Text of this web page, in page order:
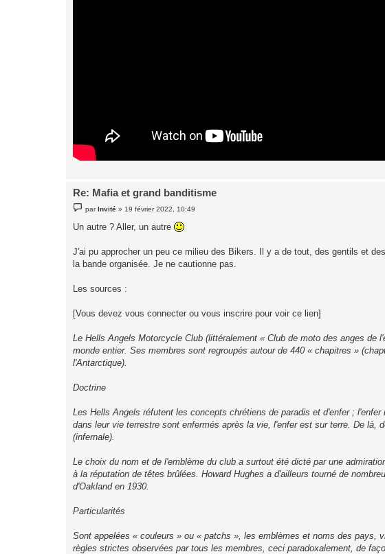
Re: Mafia et grand banditisme
e
s
g
e
parInvité » 19 février 2022, 10:49
Un autre ? Aller, un autre
J'ai pu approcher un peu ce milieu des Bikers. Il y a de tout, des gentils et
la bande organisée. Je ne cautionne pas.
Les sources :
[Vous devez vous connecter ou vous inscrire pour voir ce lien]
Le Hells Angels Motorcycle Club (littéralement « Club de moto des anges
monde entier. Ses membres sont regroupés autour de 440 « chapitres »
l'Antarctique).
Doctrine
Les Hells Angels réfutent les concepts chrétiens de paradis et d'enfer ;
dans leur vie terrestre sont enfermés après la vie, l'enfer est sur terre. De là,
(infernale).
Le choix du nom et de l'emblème du club a surtout été dicté par une
à la réputation de têtes brûlées. Howard Hughes a d'ailleurs tourné de
d'Oakland en 1930.
Particularités
Sont appelées « couleurs » ou « patchs », les emblèmes et noms des pays,
règles strictes observées par tous les membres, ceci paradoxalement, de